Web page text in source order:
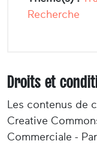
Recherche
Droits et
Les contenus de
Creative
Commerciale -